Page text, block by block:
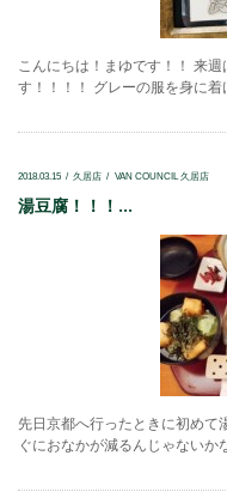
こんにちは！まゆです！！ 来
す！！！！ グレーの服を身に
2018.03.15 久居店 VAN COUNCIL 久居店
湯豆腐！！！...
先日京都へ行ったときに初め
ぐにおなかが減るんじゃない